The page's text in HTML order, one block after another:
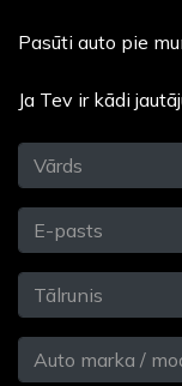
Pasūti auto pie
Ja Tev ir kādi